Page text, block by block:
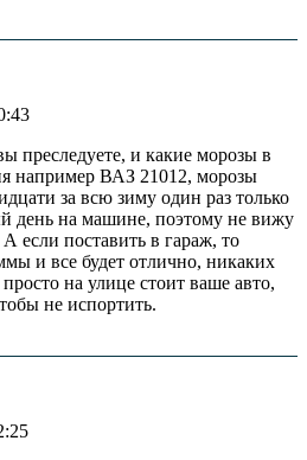
преследуете, и какие морозы в
например ВАЗ 21012, морозы
за всю зиму один раз только
день на машине, поэтому не вижу
если поставить в гараж, то
и все будет отлично, никаких
на улице стоит ваше авто,
не испортить.